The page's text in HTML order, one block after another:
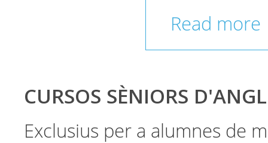
Read more
CURSOS SÈNIORS
Exclusius per a alumnes de